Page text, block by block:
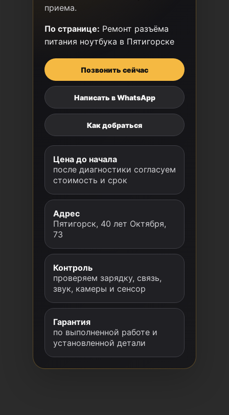
приема.
По странице: Ремонт разъёма
питания ноутбука в Пятигорске
Позвонить сейчас
Написать в WhatsApp
Как добраться
Цена до начала
после диагностики согласуем
стоимость и срок
Адрес
Пятигорск, 40 лет Октября,
73
Контроль
проверяем зарядку, связь,
звук, камеры и сенсор
Гарантия
по выполненной работе и
установленной детали